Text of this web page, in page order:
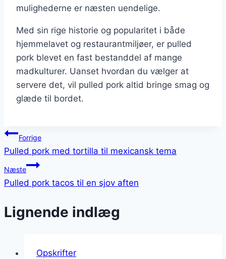
mulighederne er næsten uendelige.
Med sin rige historie og popularitet i både
hjemmelavet og restaurantmiljøer, er pulled
pork blevet en fast bestanddel af mange
madkulturer. Uanset hvordan du vælger at
servere det, vil pulled pork altid bringe smag og
glæde til bordet.
Indlægsnavigation
Forrige
Pulled pork med tortilla til mexicansk tema
Næste
Pulled pork tacos til en sjov aften
Lignende indlæg
Opskrifter